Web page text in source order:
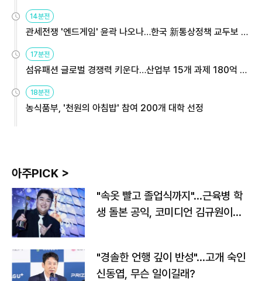
14분전
관세전쟁 '엔드게임' 윤곽 나오나…한국 新통상정책 교두보 활
17분전
섬유패션 글로벌 경쟁력 키운다…산업부 15개 과제 180억 지
18분전
농식품부, '천원의 아침밥' 참여 200개 대학 선정
아주PICK >
"속옷 빨고 졸업식까지"…근육병 학
생 돌본 공익, 코미디언 김규원이었
"경솔한 언행 깊이 반성"…고개 숙인
신동엽, 무슨 일이길래?